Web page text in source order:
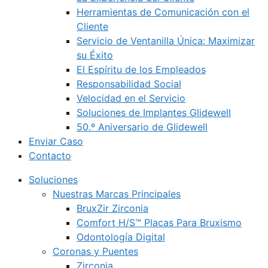
Herramientas de Comunicación con el
Cliente
Servicio de Ventanilla Única: Maximizar
su Éxito
El Espíritu de los Empleados
Responsabilidad Social
Velocidad en el Servicio
Soluciones de Implantes Glidewell
50.º Aniversario de Glidewell
Enviar Caso
Contacto
Soluciones
Nuestras Marcas Principales
BruxZir Zirconia
Comfort H/S™ Placas Para Bruxismo
Odontología Digital
Coronas y Puentes
Zirconia